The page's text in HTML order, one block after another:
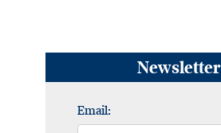
Newsletter
Email: